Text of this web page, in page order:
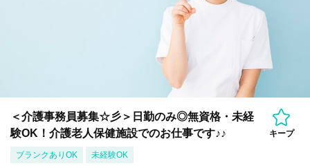
＜介護事務員募集☆彡＞日勤のみ◎無資格・未経
験OK！介護老人保健施設でのお仕事です♪♪
キープ
ブランクありOK 未経験OK